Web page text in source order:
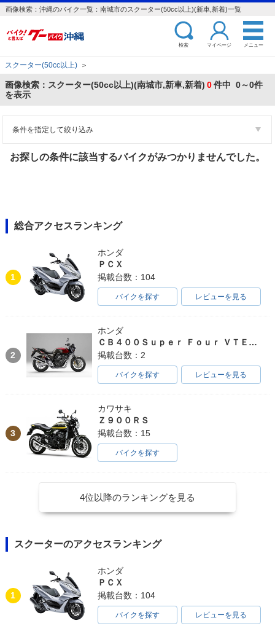
画像検索：沖縄のバイク一覧：南城市のスクーター(50cc以上)(新車,新着)一覧
検索 マイページ メニュー
スクーター(50cc以上) ＞
画像検索：スクーター(50cc以上)(南城市,新車,新着) 0件中 0～0件
を表示
条件を指定して絞り込み
お探しの条件に該当するバイクがみつかりませんでした。
総合アクセスランキング
1
ホンダ
ＰＣＸ
掲載台数：104
バイクを探す レビューを見る
2
ホンダ
ＣＢ４００Ｓｕｐｅｒ Ｆｏｕｒ ＶＴＥＣ ＳＰＥＣ３
掲載台数：2
バイクを探す レビューを見る
3
カワサキ
Ｚ９００ＲＳ
掲載台数：15
バイクを探す
4位以降のランキングを見る
スクーターのアクセスランキング
1
ホンダ
ＰＣＸ
掲載台数：104
バイクを探す レビューを見る